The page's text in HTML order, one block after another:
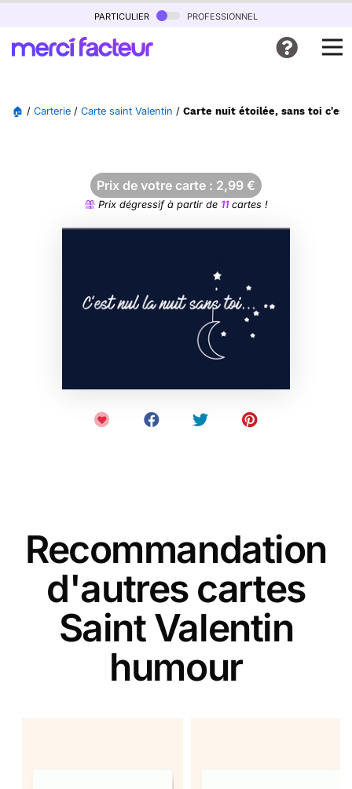
particulier professionnel
🏠 / Carterie / Carte saint Valentin / Carte nuit étoilée, sans toi c'est
Prix de votre carte : 2,99 €
Prix dégressif à partir de 11cartes !
Recommandation
d'autres cartes
Saint Valentin
humour